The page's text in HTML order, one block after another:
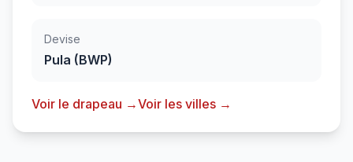
Devise
Pula (BWP)
Voir le drapeau →Voir les villes →